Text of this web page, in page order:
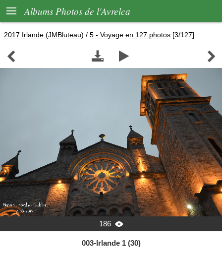
 Albums Photos de l'Avrelca
2017 Irlande (JMBluteau) / 5 - Voyage en 127 photos [3/127]
   
186 
003-Irlande 1 (30)